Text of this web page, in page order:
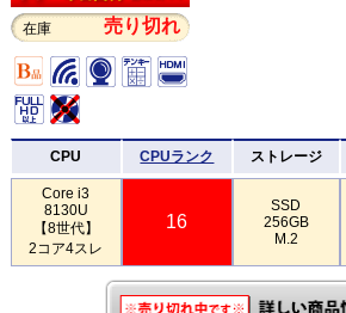
在庫 売り切れ
CPU CPUランク ストレージ
Core i3
8130U
【8世代】
2コア4スレ
16
SSD
256GB
M.2